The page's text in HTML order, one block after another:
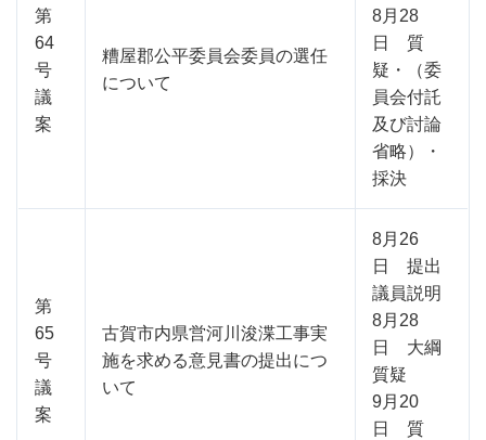
第
64
号
議
案
糟屋郡公平委員会委員の選任
について
8月28
日 質
疑・（委
員会付託
及び討論
省略）・
採決
第
65
号
議
案
古賀市内県営河川浚渫工事実
施を求める意見書の提出につ
いて
8月26
日 提出
議員説明
8月28
日 大綱
質疑
9月20
日 質